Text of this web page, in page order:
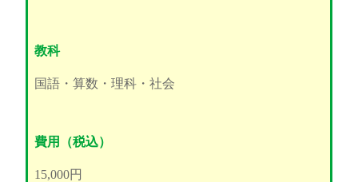
教科
国語・算数・理科・社会
費用（税込）
15,000円